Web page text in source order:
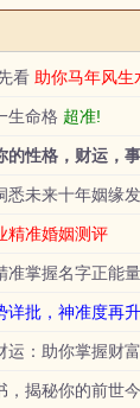
看 助你马年风生
生命格 超准!
的性格，财运，
悉未来十年姻缘
精准婚姻测评
准掌握名字正能量
详批，神准度再
运：助你掌握财
，揭秘你的前世